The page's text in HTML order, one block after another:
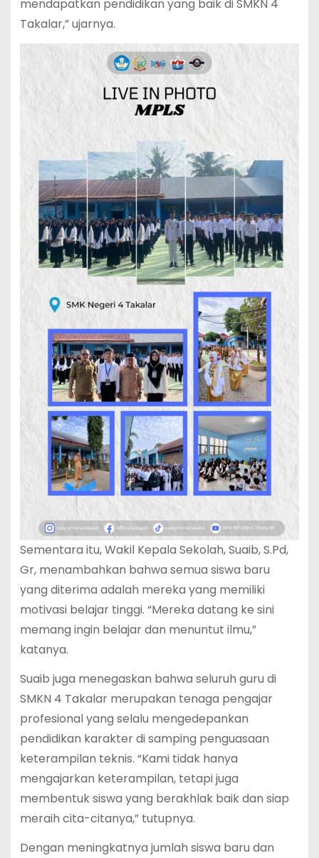
mendapatkan pendidikan yang baik di SMKN 4
Takalar,” ujarnya.
Sementara itu, Wakil Kepala Sekolah, Suaib, S.Pd,
Gr, menambahkan bahwa semua siswa baru
yang diterima adalah mereka yang memiliki
motivasi belajar tinggi. “Mereka datang ke sini
memang ingin belajar dan menuntut ilmu,”
katanya.
Suaib juga menegaskan bahwa seluruh guru di
SMKN 4 Takalar merupakan tenaga pengajar
profesional yang selalu mengedepankan
pendidikan karakter di samping penguasaan
keterampilan teknis. “Kami tidak hanya
mengajarkan keterampilan, tetapi juga
membentuk siswa yang berakhlak baik dan siap
meraih cita-citanya,” tutupnya.
Dengan meningkatnya jumlah siswa baru dan